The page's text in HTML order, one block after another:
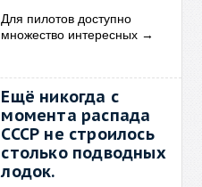
Для пилотов доступно
множество интересных →
Ещё никогда с
момента распада
СССР не строилось
столько подводных
лодок.